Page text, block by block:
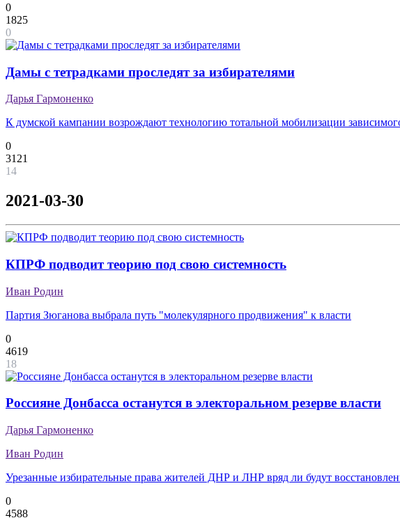
0
1825
0
Дамы с тетрадками проследят за избирателями
Дарья Гармоненко
К думской кампании возрождают технологию тотальной мобилизации
0
3121
14
2021-03-30
КПРФ подводит теорию под свою системность
Иван Родин
Партия Зюганова выбрала путь "молекулярного продвижения" к власти
0
4619
18
Россияне Донбасса останутся в электоральном резерве власти
Дарья Гармоненко
Иван Родин
Урезанные избирательные права жителей ДНР и ЛНР вряд ли будут
0
4588